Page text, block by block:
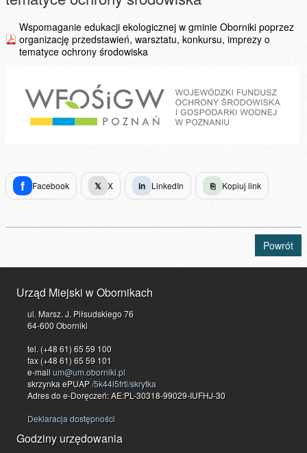
Wspomaganie edukacji ekologicznej w gminie Oborniki poprzez
organizację przedstawień, warsztatu, konkursu, imprezy o
tematyce ochrony środowiska
f Facebook 𝕏 X in LinkedIn ⎘ Kopiuj link
Powrót
Urząd Miejski w Obornikach
ul. Marsz. J. Piłsudskiego 76
64-600 Oborniki
tel. (+48 61) 65 59 100
fax (+48 61) 65 59 101
e-mailum@um.oborniki.pl
skrzynka ePUAP/5k44l5frti/skrytka
Adres do e-Doręczeń: AE:PL-30318-99029-IUFHJ-30
Deklaracja dostępności
Godziny urzędowania